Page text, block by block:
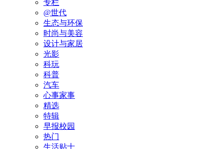
专栏
@世代
生态与环保
时尚与美容
设计与家居
光影
科玩
科普
汽车
心事家事
精选
特辑
早报校园
热门
生活贴士